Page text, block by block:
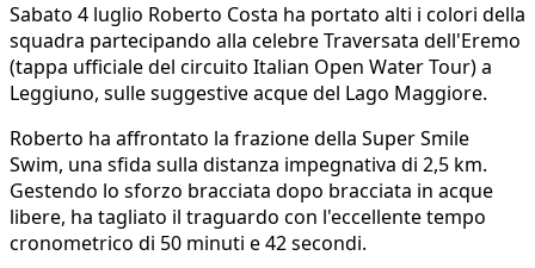
Sabato 4 luglio Roberto Costa ha portato alti i colori della
squadra partecipando alla celebre Traversata dell'Eremo
(tappa ufficiale del circuito Italian Open Water Tour) a
Leggiuno, sulle suggestive acque del Lago Maggiore.
​Roberto ha affrontato la frazione della Super Smile
Swim, una sfida sulla distanza impegnativa di 2,5 km.
Gestendo lo sforzo bracciata dopo bracciata in acque
libere, ha tagliato il traguardo con l'eccellente tempo
cronometrico di 50 minuti e 42 secondi.